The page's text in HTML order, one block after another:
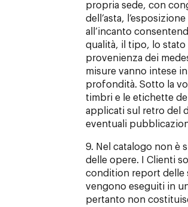
propria sede, con
dell’asta,
all’incanto
qualità, il tipo, lo stato
provenienza dei
misure vanno intese
profondità. Sotto la
timbri e le etichette
applicati sul retro del
eventuali
9. Nel catalogo non è
delle opere. I Clienti
condition report delle
vengono eseguiti in
pertanto non